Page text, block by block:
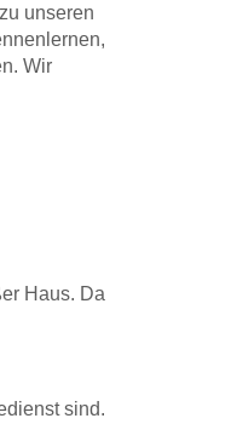
unseren
Wir
Haus. Da
sind.